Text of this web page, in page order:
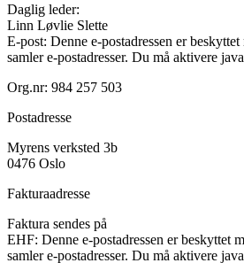
Daglig leder:
Linn Løvlie Slette
E-post: Denne e-postadressen er
samler e-postadresser. Du må aktivere
Org.nr: 984 257 503
Postadresse
Myrens verksted 3b
0476 Oslo
Fakturaadresse
Faktura sendes på
EHF: Denne e-postadressen er beskyttet
samler e-postadresser. Du må aktivere